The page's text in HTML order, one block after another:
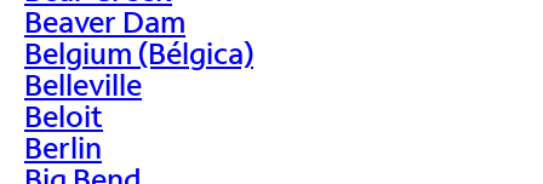
Beaver Dam
Belgium (Bélgica)
Belleville
Beloit
Berlin